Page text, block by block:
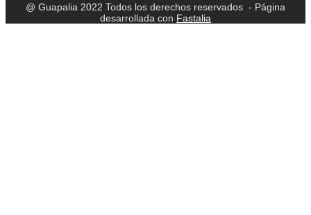
@ Guapalia 2022 Todos los derechos reservados - Página
desarrollada con Fastalia